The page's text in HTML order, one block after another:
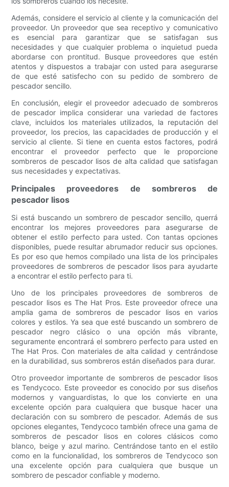
Además, considere el servicio al cliente y la comunicación del
proveedor. Un proveedor que sea receptivo y comunicativo
es esencial para garantizar que se satisfagan sus
necesidades y que cualquier problema o inquietud pueda
abordarse con prontitud. Busque proveedores que estén
atentos y dispuestos a trabajar con usted para asegurarse
de que esté satisfecho con su pedido de sombrero de
pescador sencillo.
En conclusión, elegir el proveedor adecuado de sombreros
de pescador implica considerar una variedad de factores
clave, incluidos los materiales utilizados, la reputación del
proveedor, los precios, las capacidades de producción y el
servicio al cliente. Si tiene en cuenta estos factores, podrá
encontrar el proveedor perfecto que le proporcione
sombreros de pescador lisos de alta calidad que satisfagan
sus necesidades y expectativas.
Principales proveedores de sombreros de
pescador lisos
Si está buscando un sombrero de pescador sencillo, querrá
encontrar los mejores proveedores para asegurarse de
obtener el estilo perfecto para usted. Con tantas opciones
disponibles, puede resultar abrumador reducir sus opciones.
Es por eso que hemos compilado una lista de los principales
proveedores de sombreros de pescador lisos para ayudarte
a encontrar el estilo perfecto para ti.
Uno de los principales proveedores de sombreros de
pescador lisos es The Hat Pros. Este proveedor ofrece una
amplia gama de sombreros de pescador lisos en varios
colores y estilos. Ya sea que esté buscando un sombrero de
pescador negro clásico o una opción más vibrante,
seguramente encontrará el sombrero perfecto para usted en
The Hat Pros. Con materiales de alta calidad y centrándose
en la durabilidad, sus sombreros están diseñados para durar.
Otro proveedor importante de sombreros de pescador lisos
es Tendycoco. Este proveedor es conocido por sus diseños
modernos y vanguardistas, lo que los convierte en una
excelente opción para cualquiera que busque hacer una
declaración con su sombrero de pescador. Además de sus
opciones elegantes, Tendycoco también ofrece una gama de
sombreros de pescador lisos en colores clásicos como
blanco, beige y azul marino. Centrándose tanto en el estilo
como en la funcionalidad, los sombreros de Tendycoco son
una excelente opción para cualquiera que busque un
sombrero de pescador confiable y moderno.